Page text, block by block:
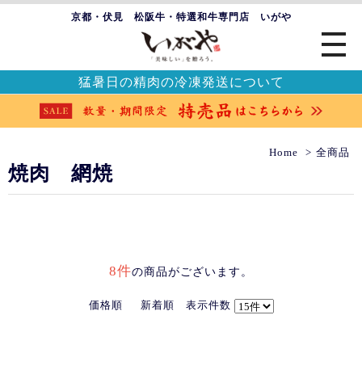
京都・伏見 松阪牛・特選和牛専門店 いがや
猛暑日の精肉の冷凍発送について
Home 全商品
焼肉 網焼
8件の商品がございます。
価格順 新着順 表示件数